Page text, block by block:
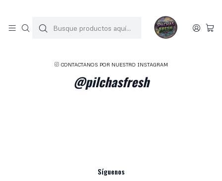
Inicio Contacto
CONTACTANOS POR NUESTRO INSTAGRAM
@pilchasfresh
Síguenos